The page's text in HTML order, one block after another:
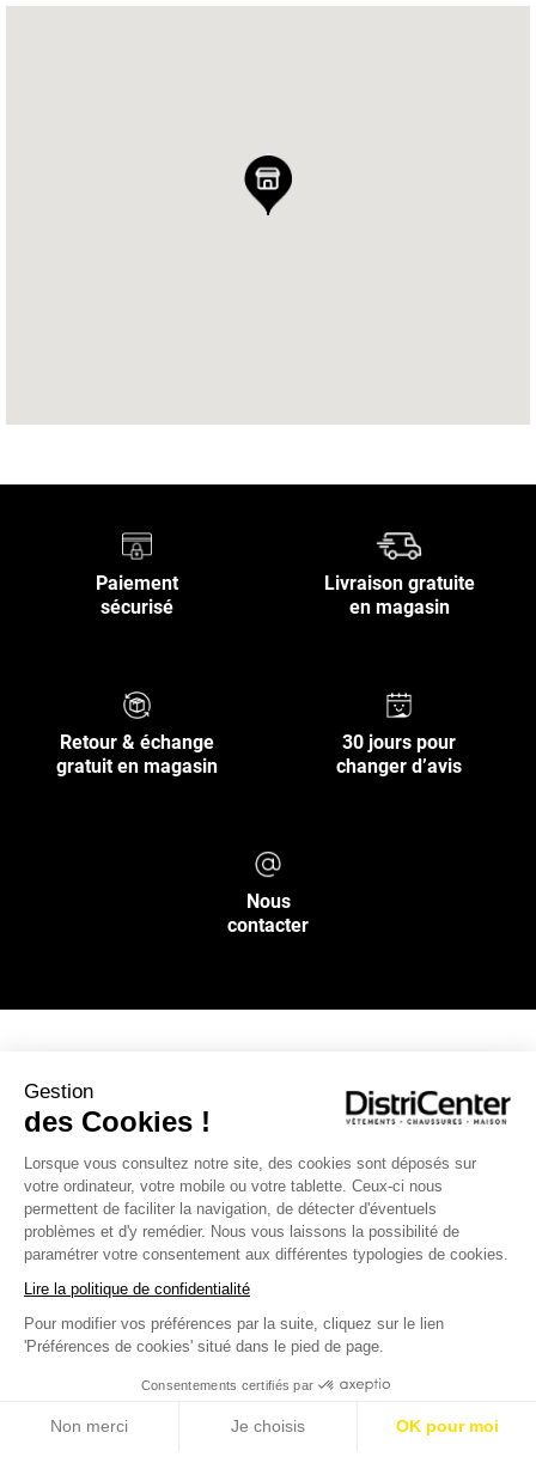
Gestion
des Cookies !
Lorsque vous consultez notre site, des cookies sont déposés sur
votre ordinateur, votre mobile ou votre tablette. Ceux-ci nous
permettent de faciliter la navigation, de détecter d'éventuels
problèmes et d'y remédier. Nous vous laissons la possibilité de
paramétrer votre consentement aux différentes typologies de cookies.
Lire la politique de confidentialité
Pour modifier vos préférences par la suite, cliquez sur le lien
'Préférences de cookies' situé dans le pied de page.
Consentements certifiés par
Non merci Je choisis OK pour moi
Paiement
sécurisé
Livraison gratuite
en magasin
Retour & échange
gratuit en magasin
30 jours pour
changer d’avis
Nous
contacter
NOS SERVICES
L’ENSEIGNE DISTRICENTER
Suivez-nous
Moyens de paiement